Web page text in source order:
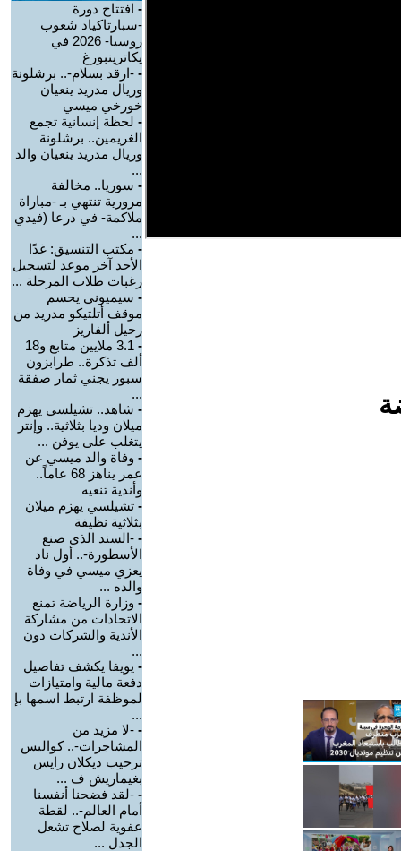
- افتتاح دورة
-سبارتاكياد شعوب
روسيا- 2026 في
يكاترينبورغ
- -ارقد بسلام-.. برشلونة
وريال مدريد ينعيان
خورخي ميسي
- لحظة إنسانية تجمع
الغريمين.. برشلونة
وريال مدريد ينعيان والد
...
- سوريا.. مخالفة
مرورية تنتهي بـ -مباراة
ملاكمة- في درعا (فيدي
...
- مكتب التنسيق: غدًا
الأحد آخر موعد لتسجيل
رغبات طلاب المرحلة ...
- سيميوني يحسم
موقف أتلتيكو مدريد من
رحيل ألفاريز
-
3.1 ملايين متابع و18
ألف تذكرة.. طرابزون
سبور يجني ثمار صفقة
...
- شاهد.. تشيلسي يهزم
ميلان وديا بثلاثية.. وإنتر
يتغلب على يوفن ...
- وفاة والد ميسي عن
عمر يناهز 68 عاماً..
وأندية تنعيه
- تشيلسي يهزم ميلان
بثلاثية نظيفة
- -السند الذي صنع
الأسطورة-.. أول ناد
يعزي ميسي في وفاة
والده ...
- وزارة الرياضة تمنع
الاتحادات من مشاركة
الأندية والشركات دون
...
- يويفا يكشف تفاصيل
دفعة مالية وامتيازات
لموظفة ارتبط اسمها بإ
...
- -لا مزيد من
المشاجرات-.. كواليس
ترحيب ديكلان رايس
بغيماريش ف ...
- -لقد فضحنا أنفسنا
أمام العالم-.. لقطة
عفوية لصلاح تشعل
الجدل ...